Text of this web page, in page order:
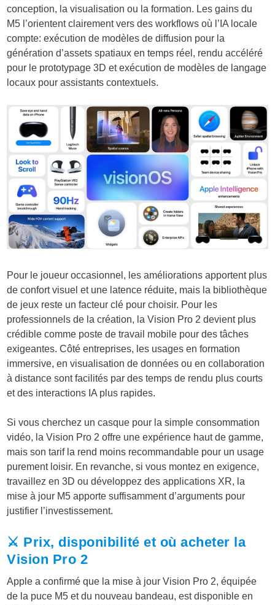
conception, la visualisation ou la formation. Les gains du
M5 l’orientent clairement vers des workflows où l’IA locale
compte: exécution de modèles de diffusion pour la
génération d’assets spatiaux en temps réel, rendu accéléré
pour le prototypage 3D et exécution de modèles de langage
locaux pour assistants contextuels.
Pour le joueur occasionnel, les améliorations apportent plus
de confort visuel et une latence réduite, mais la bibliothèque
de jeux reste un facteur clé pour choisir. Pour les
professionnels de la création, la Vision Pro 2 devient plus
crédible comme poste de travail mobile pour des tâches
exigeantes. Côté entreprises, les usages en formation
immersive, en visualisation de données ou en collaboration
à distance sont facilités par des temps de rendu plus courts
et des interactions IA plus rapides.
Si vous cherchez un casque pour la simple consommation
vidéo, la Vision Pro 2 offre une expérience haut de gamme,
mais son tarif la rend moins recommandable pour un usage
purement loisir. En revanche, si vous montez en exigence,
travaillez en 3D ou développez des applications XR, la
mise à jour M5 apporte suffisamment d’arguments pour
justifier l’investissement.
⚔️ Prix, disponibilité et où acheter la
Vision Pro 2
Apple a confirmé que la mise à jour Vision Pro 2, équipée
de la puce M5 et du nouveau bandeau, est disponible en